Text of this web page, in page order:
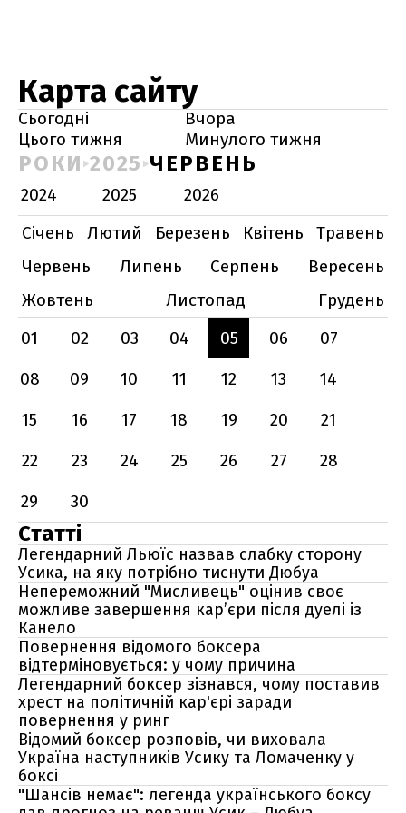
Карта сайту
Сьогодні
Вчора
Цього тижня
Минулого тижня
РОКИ 2025 ЧЕРВЕНЬ
2024 2025
2026
Січень
Лютий Березень Квітень
Травень
Червень
Липень Серпень
Вересень
Жовтень
Листопад
Грудень
01
02 03 04 05 06
07
08
09 10 11 12 13
14
15
16 17 18 19 20
21
22
23 24 25 26 27
28
29
30
Статті
Легендарний Льюїс назвав слабку сторону
Усика, на яку потрібно тиснути Дюбуа
Непереможний "Мисливець" оцінив своє
можливе завершення кар’єри після дуелі із
Канело
Повернення відомого боксера
відтерміновується: у чому причина
Легендарний боксер зізнався, чому поставив
хрест на політичній кар'єрі заради
повернення у ринг
Відомий боксер розповів, чи виховала
Україна наступників Усику та Ломаченку у
боксі
"Шансів немає": легенда українського боксу